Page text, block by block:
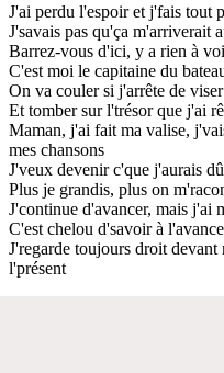
J'ai perdu l'espoir et j'fais tout
J'savais pas qu'ça m'arriverait
Barrez-vous d'ici, y a rien à
C'est moi le capitaine du
On va couler si j'arrête de
Et tomber sur l'trésor que j'ai
Maman, j'ai fait ma valise,
mes chansons
J'veux devenir c'que j'aurais
Plus je grandis, plus on
J'continue d'avancer, mais j'ai
C'est chelou d'savoir à
J'regarde toujours droit
l'présent